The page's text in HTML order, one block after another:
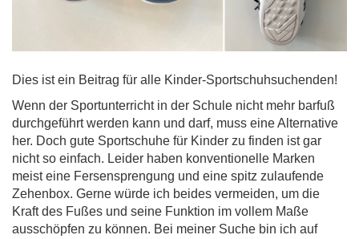
Dies ist ein Beitrag für alle Kinder-Sportschuhsuchenden!
Wenn der Sportunterricht in der Schule nicht mehr barfuß
durchgeführt werden kann und darf, muss eine Alternative
her. Doch gute Sportschuhe für Kinder zu finden ist gar
nicht so einfach. Leider haben konventionelle Marken
meist eine Fersensprengung und eine spitz zulaufende
Zehenbox. Gerne würde ich beides vermeiden, um die
Kraft des Fußes und seine Funktion im vollem Maße
ausschöpfen zu können. Bei meiner Suche bin ich auf